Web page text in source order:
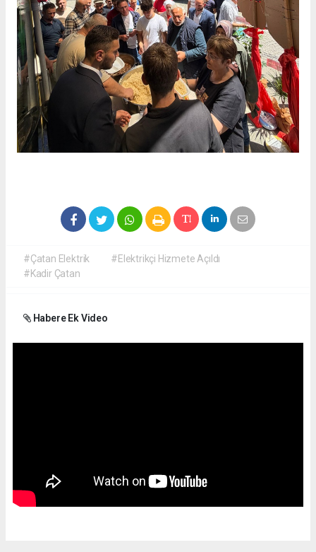
#Çatan Elektrik
#Elektrikçi Hizmete Açıldı
#Kadir Çatan
Habere Ek Video